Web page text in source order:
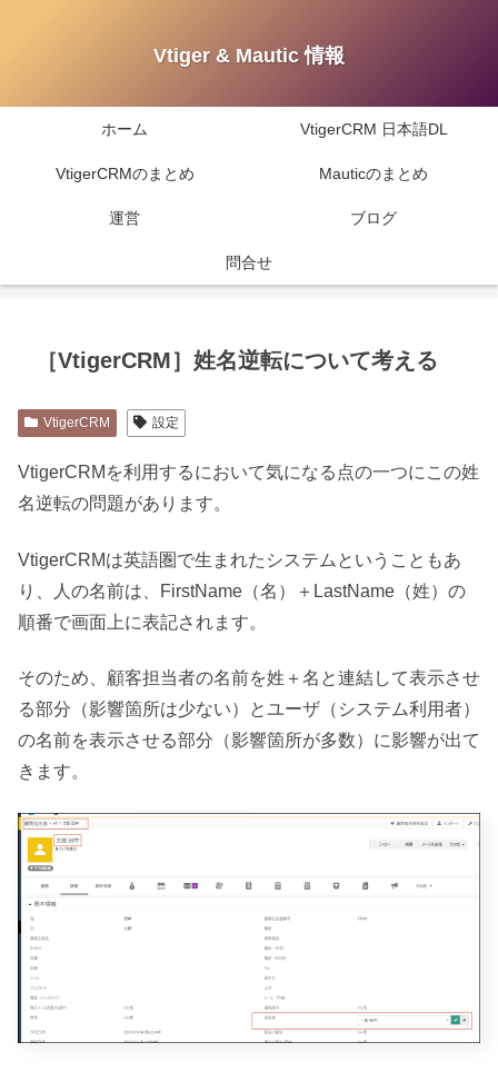
Vtiger & Mautic 情報
ホーム VtigerCRM 日本語DL
VtigerCRMのまとめ Mauticのまとめ
運営 ブログ
問合せ
［VtigerCRM］姓名逆転について考える
VtigerCRM 設定
VtigerCRMを利用するにおいて気になる点の一つにこの姓
名逆転の問題があります。
VtigerCRMは英語圏で生まれたシステムということもあ
り、人の名前は、FirstName（名）＋LastName（姓）の
順番で画面上に表記されます。
そのため、顧客担当者の名前を姓＋名と連結して表示させ
る部分（影響箇所は少ない）とユーザ（システム利用者）
の名前を表示させる部分（影響箇所が多数）に影響が出て
きます。